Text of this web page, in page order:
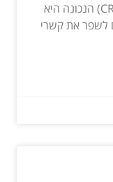
בחירת מערכת ניהול קשרי לקוחות (CRM) הנכונה היא
לשפר את קשרי